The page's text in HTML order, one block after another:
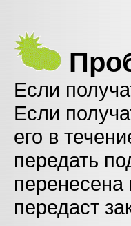
Если
Если
его в
передать
перенесена
передаст